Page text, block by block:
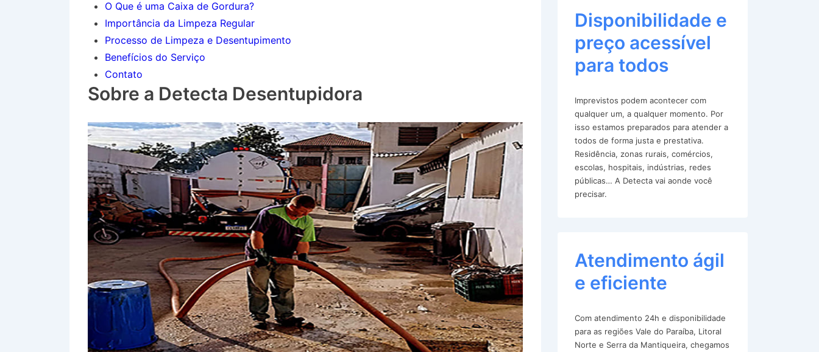
O Que é uma Caixa de Gordura?
Importância da Limpeza Regular
Processo de Limpeza e Desentupimento
Benefícios do Serviço
Contato
Sobre a Detecta Desentupidora
Disponibilidade e
preço acessível
para todos
Imprevistos podem acontecer com
qualquer um, a qualquer momento. Por
isso estamos preparados para atender a
todos de forma justa e prestativa.
Residência, zonas rurais, comércios,
escolas, hospitais, indústrias, redes
públicas… A Detecta vai aonde você
precisar.
Atendimento ágil
e eficiente
Com atendimento 24h e disponibilidade
para as regiões Vale do Paraíba, Litoral
Norte e Serra da Mantiqueira, chegamos